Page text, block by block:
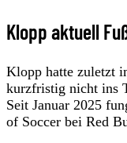
Klopp aktuell
Klopp hatte zuletzt
kurzfristig nicht ins
Seit Januar 2025
of Soccer bei Red